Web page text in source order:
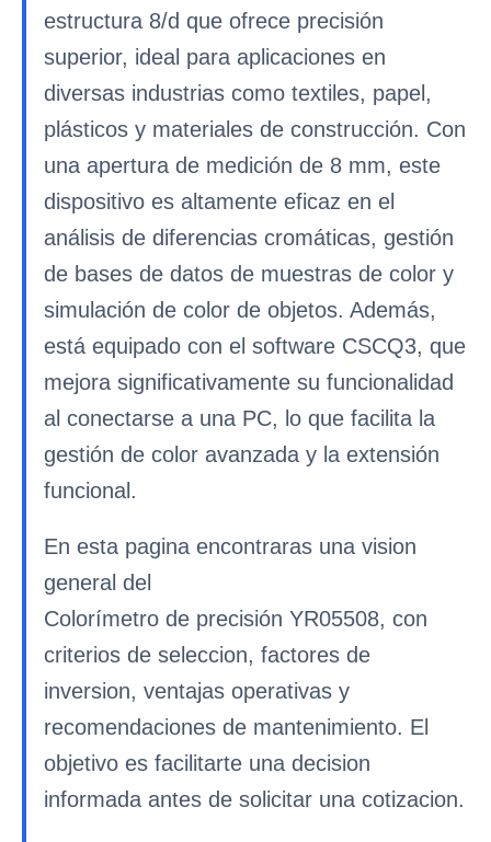
estructura 8/d que ofrece precisión
superior, ideal para aplicaciones en
diversas industrias como textiles, papel,
plásticos y materiales de construcción. Con
una apertura de medición de 8 mm, este
dispositivo es altamente eficaz en el
análisis de diferencias cromáticas, gestión
de bases de datos de muestras de color y
simulación de color de objetos. Además,
está equipado con el software CSCQ3, que
mejora significativamente su funcionalidad
al conectarse a una PC, lo que facilita la
gestión de color avanzada y la extensión
funcional.
En esta pagina encontraras una vision
general del
Colorímetro de precisión YR05508, con
criterios de seleccion, factores de
inversion, ventajas operativas y
recomendaciones de mantenimiento. El
objetivo es facilitarte una decision
informada antes de solicitar una cotizacion.